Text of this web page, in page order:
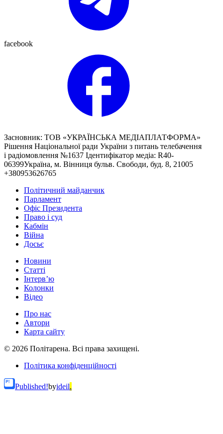
facebook
Засновник: ТОВ «УКРАЇНСЬКА МЕДІАПЛАТФОРМА»
Рішення Національної ради України з питань телебачення
і радіомовлення №1637 Ідентифікатор медіа: R40-
06399Україна, м. Вінниця бульв. Свободи, буд. 8, 21005
+380953626765
Політичний майданчик
Парламент
Офіс Президента
Право і суд
Кабмін
Війна
Досьє
Новини
Статті
Інтерв’ю
Колонки
Відео
Про нас
Автори
Карта сайту
© 2026 Політарена. Всі права захищені.
Політика конфіденційності
Published!byideil.